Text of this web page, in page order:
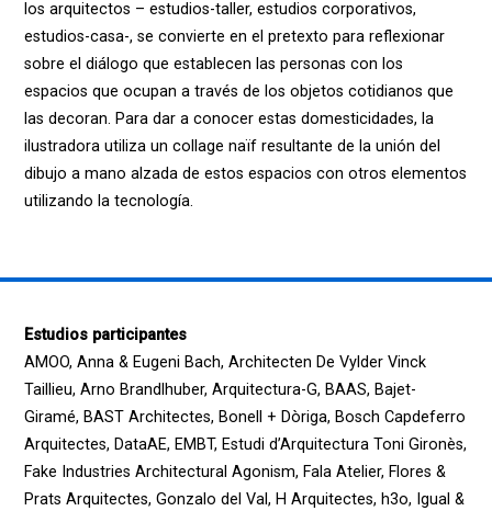
los arquitectos – estudios-taller, estudios corporativos,
estudios-casa-, se convierte en el pretexto para reflexionar
sobre el diálogo que establecen las personas con los
espacios que ocupan a través de los objetos cotidianos que
las decoran. Para dar a conocer estas domesticidades, la
ilustradora utiliza un collage naïf resultante de la unión del
dibujo a mano alzada de estos espacios con otros elementos
utilizando la tecnología.
Estudios participantes
AMOO, Anna & Eugeni Bach, Architecten De Vylder Vinck
Taillieu, Arno Brandlhuber, Arquitectura-G, BAAS, Bajet-
Giramé, BAST Architectes, Bonell + Dòriga, Bosch Capdeferro
Arquitectes, DataAE, EMBT, Estudi d’Arquitectura Toni Gironès,
Fake Industries Architectural Agonism, Fala Atelier, Flores &
Prats Arquitectes, Gonzalo del Val, H Arquitectes, h3o, Igual &